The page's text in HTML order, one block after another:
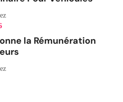
la Rémunération